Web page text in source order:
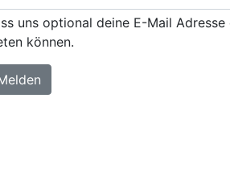
uns optional deine E-Mail
können.